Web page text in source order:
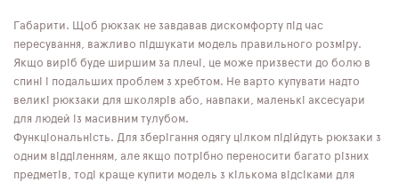
Габарити. Щоб рюкзак не завдавав дискомфорту під час
пересування, важливо підшукати модель правильного розміру.
Якщо виріб буде ширшим за плечі, це може призвести до болю в
спині і подальших проблем з хребтом. Не варто купувати надто
великі рюкзаки для школярів або, навпаки, маленькі аксесуари
для людей із масивним тулубом.
Функціональність. Для зберігання одягу цілком підійдуть рюкзаки з
одним відділенням, але якщо потрібно переносити багато різних
предметів, тоді краще купити модель з кількома відсіками для